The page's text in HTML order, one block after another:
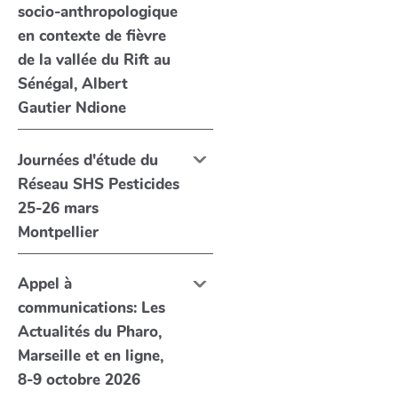
socio-anthropologique
en contexte de fièvre
de la vallée du Rift au
Sénégal, Albert
Gautier Ndione
Journées d'étude du
Réseau SHS Pesticides
25-26 mars
Montpellier
Appel à
communications: Les
Actualités du Pharo,
Marseille et en ligne,
8-9 octobre 2026